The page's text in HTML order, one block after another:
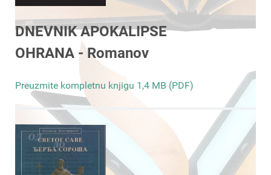
DNEVNIK APOKALIPSE
OHRANA - Romanov
Preuzmite kompletnu knjigu 1,4 MB (PDF)